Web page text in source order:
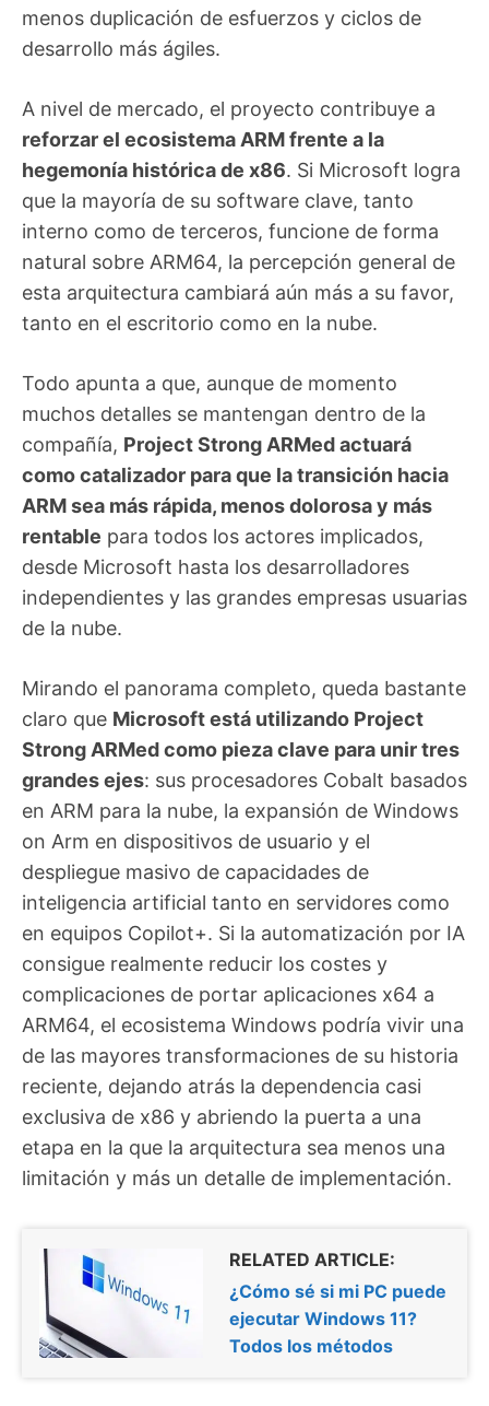
menos duplicación de esfuerzos y ciclos de
desarrollo más ágiles.
A nivel de mercado, el proyecto contribuye a
reforzar el ecosistema ARM frente a la
hegemonía histórica de x86. Si Microsoft logra
que la mayoría de su software clave, tanto
interno como de terceros, funcione de forma
natural sobre ARM64, la percepción general de
esta arquitectura cambiará aún más a su favor,
tanto en el escritorio como en la nube.
Todo apunta a que, aunque de momento
muchos detalles se mantengan dentro de la
compañía, Project Strong ARMed actuará
como catalizador para que la transición hacia
ARM sea más rápida, menos dolorosa y más
rentable para todos los actores implicados,
desde Microsoft hasta los desarrolladores
independientes y las grandes empresas usuarias
de la nube.
Mirando el panorama completo, queda bastante
claro que Microsoft está utilizando Project
Strong ARMed como pieza clave para unir tres
grandes ejes: sus procesadores Cobalt basados
en ARM para la nube, la expansión de Windows
on Arm en dispositivos de usuario y el
despliegue masivo de capacidades de
inteligencia artificial tanto en servidores como
en equipos Copilot+. Si la automatización por IA
consigue realmente reducir los costes y
complicaciones de portar aplicaciones x64 a
ARM64, el ecosistema Windows podría vivir una
de las mayores transformaciones de su historia
reciente, dejando atrás la dependencia casi
exclusiva de x86 y abriendo la puerta a una
etapa en la que la arquitectura sea menos una
limitación y más un detalle de implementación.
RELATED ARTICLE:
¿Cómo sé si mi PC puede
ejecutar Windows 11?
Todos los métodos